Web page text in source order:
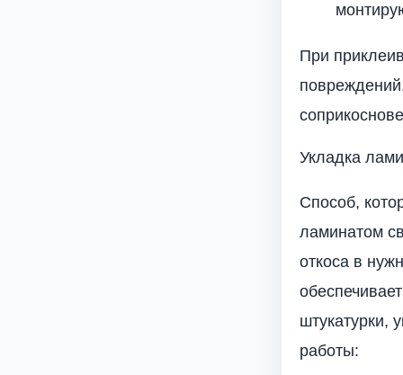
При
Укладка
Способ,
ламинатом
откоса в
штукатурки,
работы: